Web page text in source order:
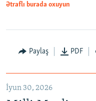
Ətraflı burada oxuyun
Paylaş PDF
İyun 30, 2026